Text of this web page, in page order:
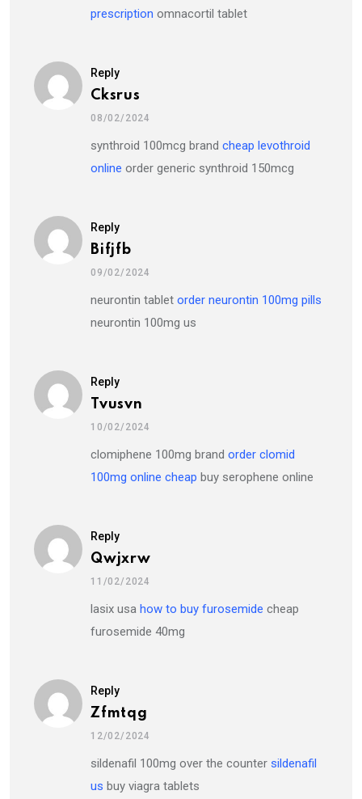
prescription omnacortil tablet
Reply
Cksrus
08/02/2024
synthroid 100mcg brand cheap levothroid
online order generic synthroid 150mcg
Reply
Bifjfb
09/02/2024
neurontin tablet order neurontin 100mg pills
neurontin 100mg us
Reply
Tvusvn
10/02/2024
clomiphene 100mg brand order clomid
100mg online cheap buy serophene online
Reply
Qwjxrw
11/02/2024
lasix usa how to buy furosemide cheap
furosemide 40mg
Reply
Zfmtqg
12/02/2024
sildenafil 100mg over the counter sildenafil
us buy viagra tablets